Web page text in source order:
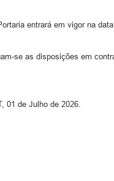
entrará em vigor na
se as disposições em
01 de Julho de 2026.